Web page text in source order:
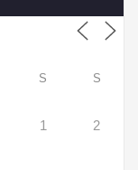
S S
1 2